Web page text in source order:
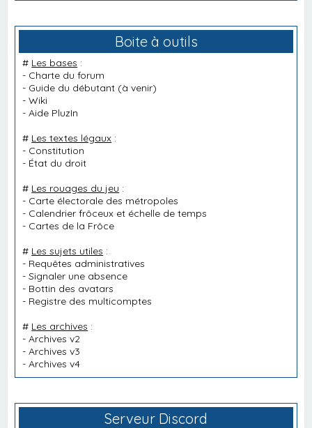
Boite à outils
# Les bases :
- Charte du forum
- Guide du débutant (à venir)
-Wiki
-Aide PluzIn
# Les textes légaux :
- Constitution
- État du droit
# Les rouages du jeu :
- Carte électorale des métropoles
- Calendrier frôceux et échelle de temps
- Cartes de la Frôce
# Les sujets utiles :
- Requêtes administratives
-Signaler une absence
- Bottin des avatars
- Registre des multicomptes
# Les archives :
-Archives v2
-Archives v3
-Archives v4
Serveur Discord